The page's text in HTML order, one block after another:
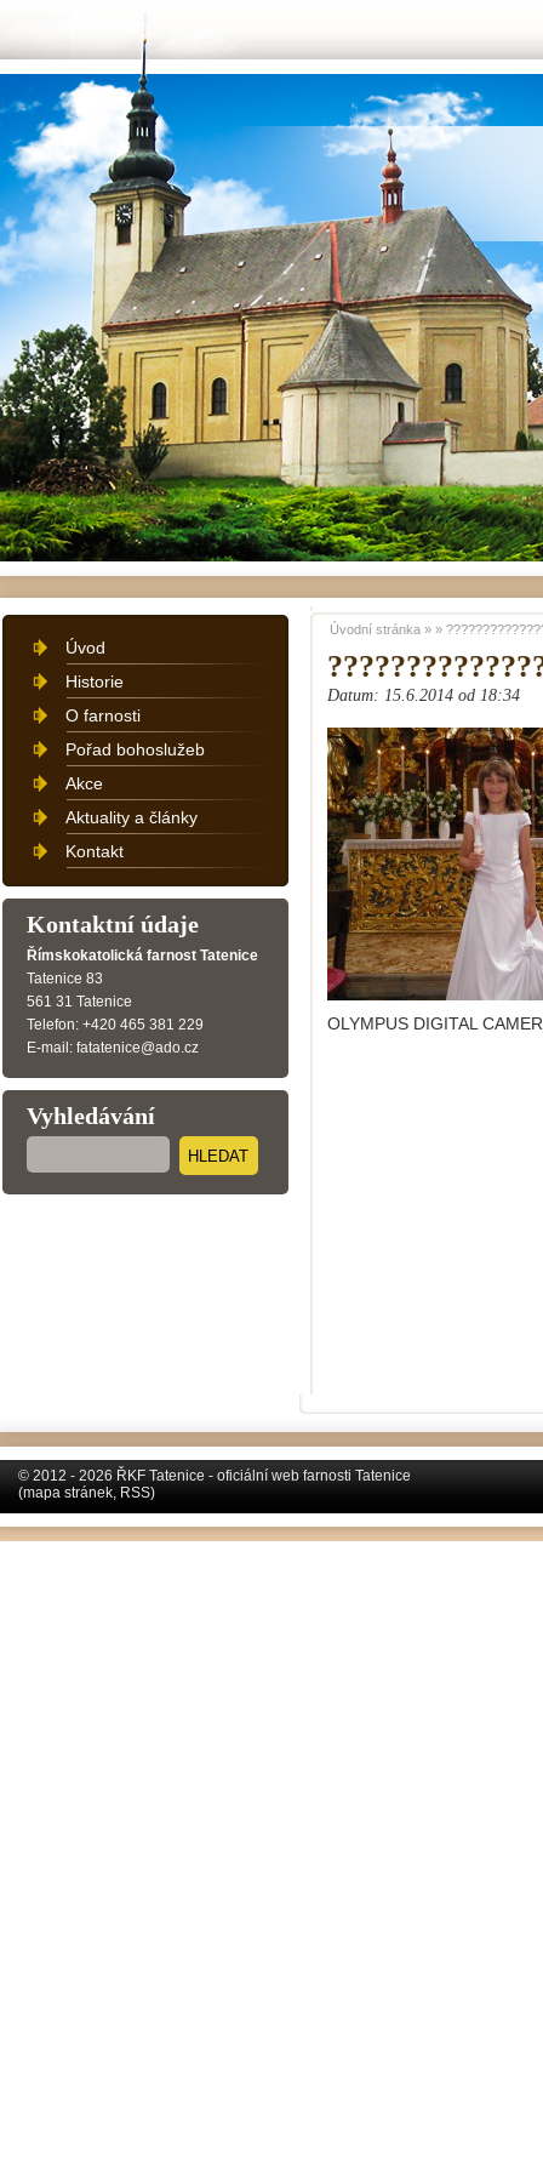
Datum: 15.6.2014 od 18:34
OLYMPUS DIGITAL
Úvodní stránka » »
Úvod
Historie
O farnosti
Pořad bohoslužeb
Akce
Aktuality a články
Kontakt
Kontaktní údaje
Římskokatolická farnost Tatenice
Tatenice 83
561 31 Tatenice
Telefon: +420 465 381 229
E-mail: fatatenice@ado.cz
Vyhledávání
HLEDAT
© 2012 - 2026 ŘKF Tatenice - oficiální web farnosti Tatenice
(mapa stránek, RSS)